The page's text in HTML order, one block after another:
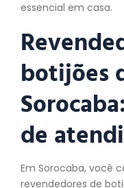
essencial em casa.
botijões
de
Em Sorocaba, você
revendedores de